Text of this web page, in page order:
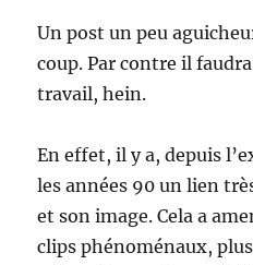
Un post un peu
coup. Par contre il
travail, hein.
En effet, il y a, depuis
les années 90 un lien
et son image. Cela a
clips phénoménaux,